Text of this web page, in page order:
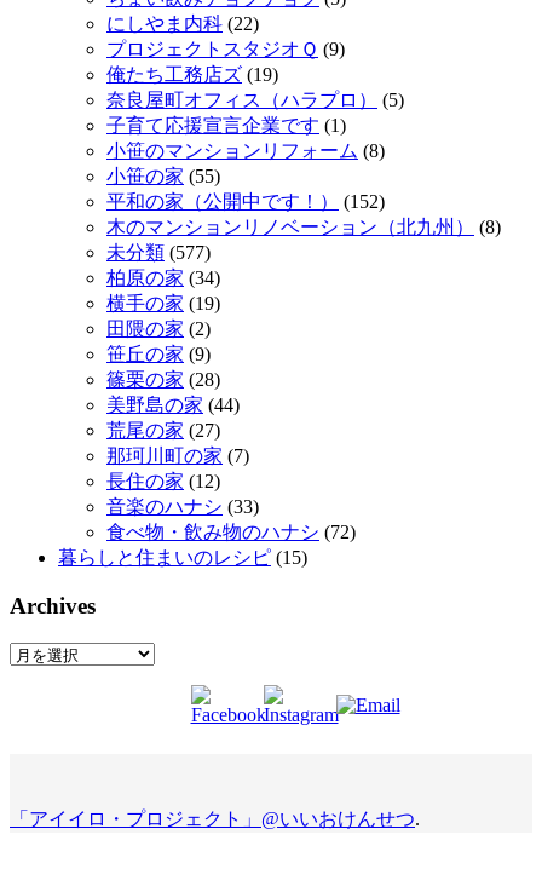
にしやま内科 (22)
プロジェクトスタジオＱ (9)
俺たち工務店ズ (19)
奈良屋町オフィス（ハラプロ）
(5)
子育て応援宣言企業です (1)
小笹のマンションリフォーム (8)
小笹の家 (55)
平和の家（公開中です！）
(152)
木のマンションリノベーション（北九州）
(8)
未分類 (577)
柏原の家 (34)
横手の家 (19)
田隈の家 (2)
笹丘の家 (9)
篠栗の家 (28)
美野島の家 (44)
荒尾の家 (27)
那珂川町の家 (7)
長住の家 (12)
音楽のハナシ (33)
食べ物・飲み物のハナシ (72)
暮らしと住まいのレシピ (15)
Archives
Archives
「アイイロ・プロジェクト」@いいおけんせつ.